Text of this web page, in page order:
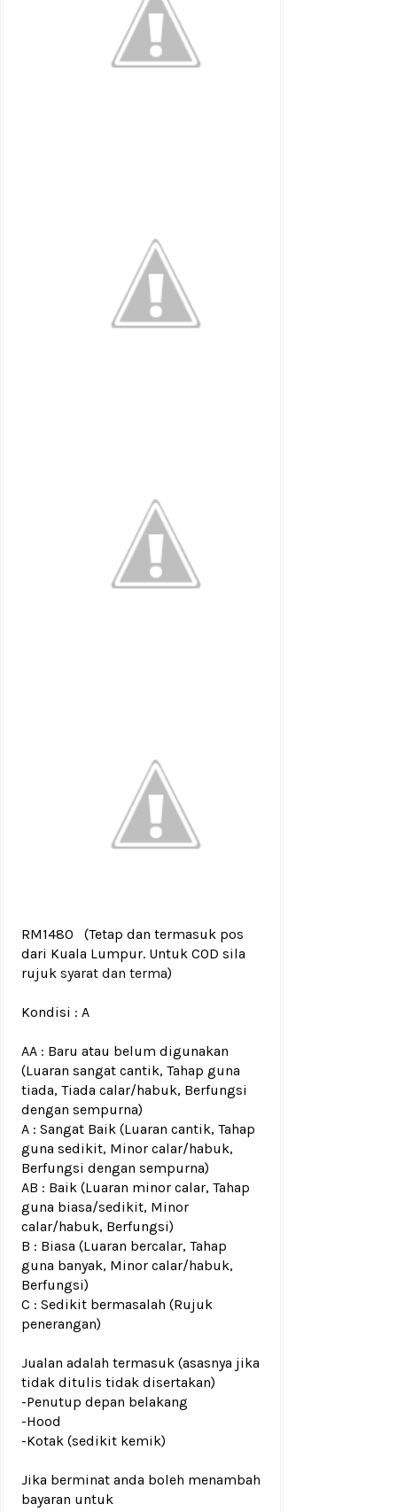
RM1480
(Tetap dan termasuk pos
dari Kuala Lumpur. Untuk COD sila
rujuk syarat dan terma)
Kondisi : A
AA : Baru atau belum digunakan
(Luaran sangat cantik, Tahap guna
tiada, Tiada calar/habuk, Berfungsi
dengan sempurna)
A : Sangat Baik (Luaran cantik, Tahap
guna sedikit, Minor calar/habuk,
Berfungsi dengan sempurna)
AB : Baik (Luaran minor calar, Tahap
guna biasa/sedikit, Minor
calar/habuk, Berfungsi)
B : Biasa (Luaran bercalar, Tahap
guna banyak, Minor calar/habuk,
Berfungsi)
C : Sedikit bermasalah (Rujuk
penerangan)
Jualan adalah termasuk (asasnya jika
tidak ditulis tidak disertakan)
-Penutup depan belakang
-Hood
-Kotak (sedikit kemik)
Jika berminat anda boleh menambah
bayaran untuk